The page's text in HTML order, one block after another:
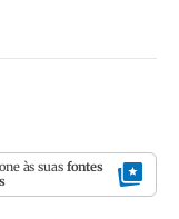
às suas fontes